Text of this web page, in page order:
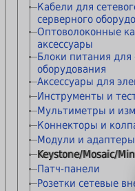
Кабели для
серверного
Оптоволоконные
аксессуары
Блоки питания для
оборудования
Аксесcуары для
Инструменты и
Мультиметры и
Коннекторы и
Модули и адаптеры
Keystone/Mosaic/
Патч-панели
Розетки сетевые